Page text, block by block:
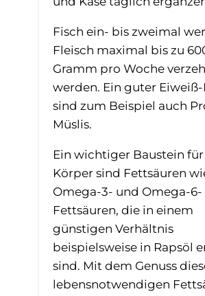
Fisch ein- bis zweimal
Fleisch maximal bis zu
Gramm pro Woche
werden. Ein guter
sind zum Beispiel auch
Müslis.
Ein wichtiger Baustein
Körper sind Fettsäuren
Omega-3- und Omega-6-
Fettsäuren, die in einem
günstigen Verhältnis
beispielsweise in Rapsöl
sind. Mit dem Genuss
lebensnotwendigen